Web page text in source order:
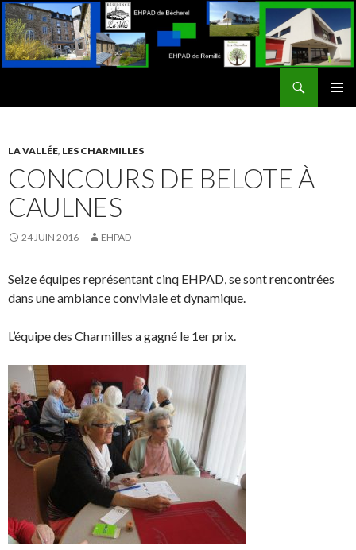
LA VALLÉE, LES CHARMILLES
CONCOURS DE BELOTE À
CAULNES
24 JUIN 2016 EHPAD
Seize équipes représentant cinq EHPAD, se sont rencontrées
dans une ambiance conviviale et dynamique.
L’équipe des Charmilles a gagné le 1er prix.